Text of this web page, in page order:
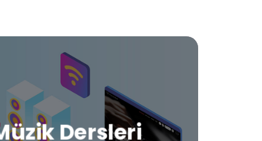
Dersleri